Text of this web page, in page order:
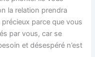
la relation prendra
parce que vous
par vous, car se
et désespéré n’est